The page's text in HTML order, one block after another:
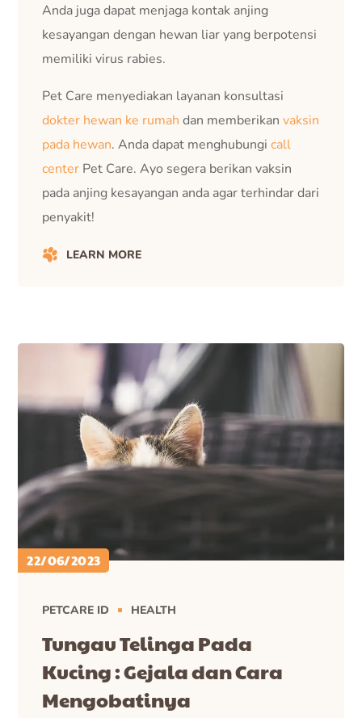
Anda juga dapat menjaga kontak anjing
kesayangan dengan hewan liar yang berpotensi
memiliki virus rabies.
Pet Care menyediakan layanan konsultasi
dokter hewan ke rumah dan memberikanvaksin
pada hewan. Anda dapat menghubungicall
center Pet Care. Ayo segera berikan vaksin
pada anjing kesayangan anda agar terhindar dari
penyakit!
LEARN MORE
22/06/2023
PETCARE ID HEALTH
Tungau Telinga Pada
Kucing : Gejala dan Cara
Mengobatinya